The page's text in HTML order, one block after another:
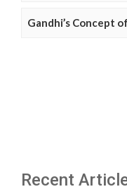
Gandhi’s Concept
Recent